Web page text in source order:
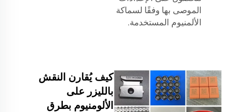
الموصى بها وفقًا لسماكة
الألمنيوم المستخدمة.
كيف يُقارن النقش
بالليزر على
الألومنيوم بطرق